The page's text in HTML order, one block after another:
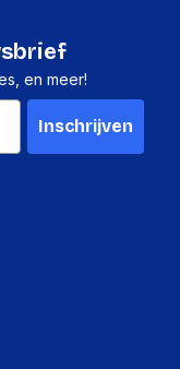
en meer!
Inschrijven